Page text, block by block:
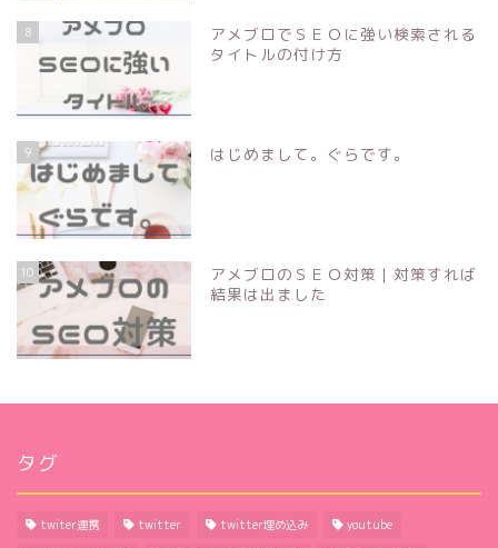
8
アメブロでＳＥＯに強い検索される
タイトルの付け方
9 はじめまして。ぐらです。
10
アメブロのＳＥＯ対策｜対策すれば
結果は出ました
タグ
twiter連携 twitter twitter埋め込み youtube